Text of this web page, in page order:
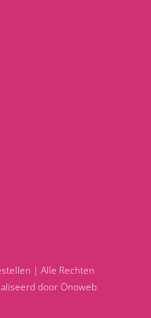
| Alle Rechten
door Onoweb